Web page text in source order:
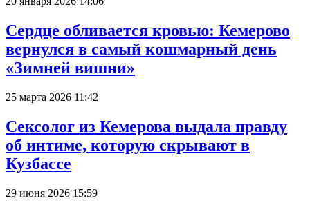
Сердце обливается кровью: Кемерово
вернулся в самый кошмарный день
«Зимней вишни»
25 марта 2026 11:42
Сексолог из Кемерова выдала правду
об интиме, которую скрывают в
Кузбассе
29 июня 2026 15:59